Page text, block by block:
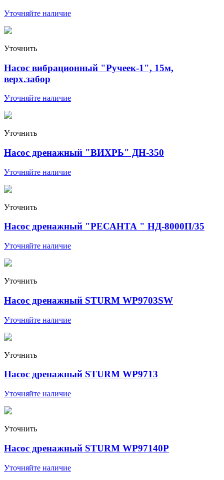
Уточняйте наличие
Уточнить
Насос вибрационный "Ручеек-1", 15м,
верх.забор
Уточняйте наличие
Уточнить
Насос дренажный "ВИХРЬ" ДН-350
Уточняйте наличие
Уточнить
Насос дренажный "РЕСАНТА " НД-8000П/35
Уточняйте наличие
Уточнить
Насос дренажный STURM WP9703SW
Уточняйте наличие
Уточнить
Насос дренажный STURM WP9713
Уточняйте наличие
Уточнить
Насос дренажный STURM WP97140P
Уточняйте наличие